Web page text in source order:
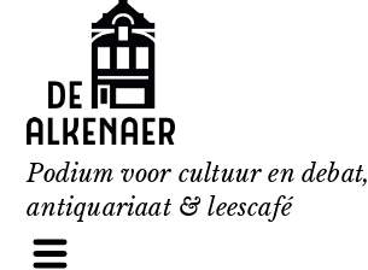
content
Podium voor cultuur en debat,
antiquariaat & leescafé